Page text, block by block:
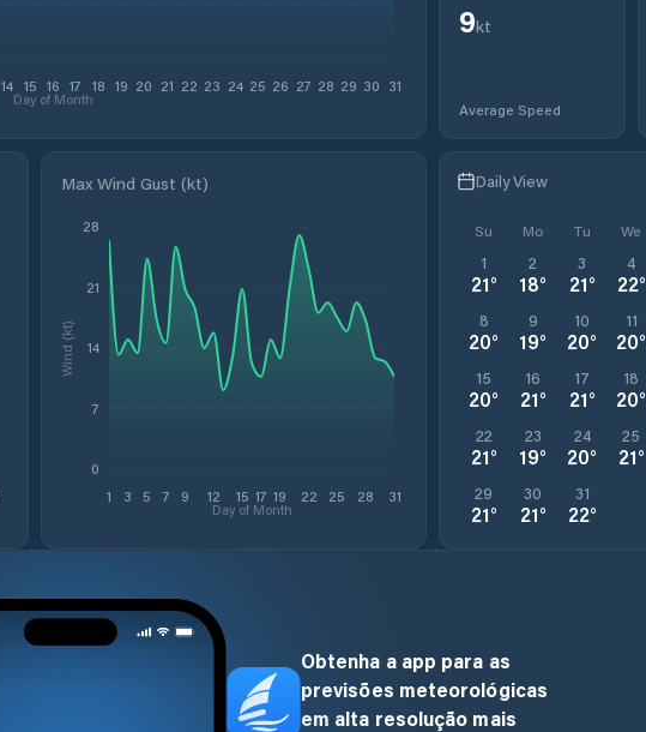
14 15 16 17 18 19 20 21 22 23 24 25 26 27 28 29 30 31
Day of Month
9kt
Average Speed
Max Wind Gust (kt)
1 3 5 7 9 12 15 17 19 22 25 28 31
Day of Month
0
7
14
21
28
Wind (kt)
Daily View
Su Mo Tu We
1
21°
2
18°
3
21°
4
22°
8
20°
9
19°
10
20°
11
20°
15
20°
16
21°
17
21°
18
20°
22
21°
23
19°
24
20°
25
21°
29
21°
30
21°
31
22°
Obtenha a app para as
previsões meteorológicas
em alta resolução mais